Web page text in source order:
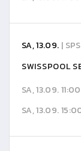
SA, 13.09. |
SWISSPOOL
SA, 13.09. 11:00
SA, 13.09.